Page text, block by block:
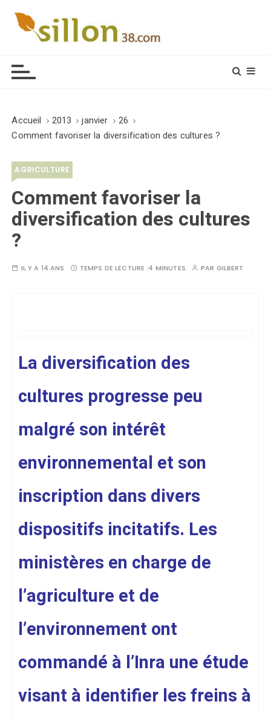
Accueil 2013 janvier
26
Comment favoriser la diversification des cultures ?
AGRICULTURE
Comment favoriser la
diversification des cultures
?
IL Y A 14 ANS TEMPS DE LECTURE :4 MINUTES PAR GILBERT
La diversification des
cultures progresse peu
malgré son intérêt
environnemental et son
inscription dans divers
dispositifs incitatifs. Les
ministères en charge de
l’agriculture et de
l’environnement ont
commandé à l’Inra une étude
visant à identifier les freins à